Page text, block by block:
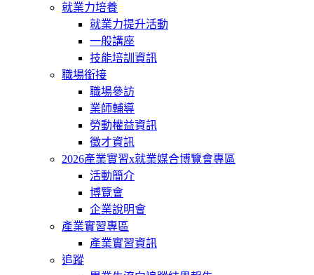
就業力培養
就業力提升活動
一般講座
技能培訓資訊
職場銜接
職場參訪
業師輔導
勞動權益資訊
徵才資訊
2026產業實習x就業媒合博覽會專區
活動簡介
博覽會
企業說明會
產業實習專區
產業實習資訊
追蹤